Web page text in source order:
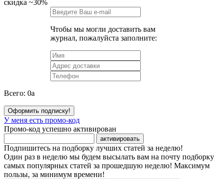
скидка ~30%
Чтобы мы могли доставить вам
журнал, пожалуйста заполните:
Всего: 0a
Оформить подписку!
У меня есть промо-код
Промо-код успешно активирован
активировать
Подпишитесь на подборку лучших статей за неделю!
Один раз в неделю мы будем высылать вам на почту подборку
самых популярных статей за прошедшую неделю! Максимум
пользы, за минимум времени!